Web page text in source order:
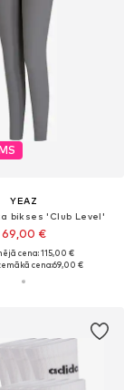
YEAZ
bikses 'Club Level'
69,00 €
cena: 115,00 €
cena:69,00 €